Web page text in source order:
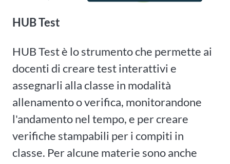
HUB Test
HUB Test è lo strumento che permette ai
docenti di creare test interattivi e
assegnarli alla classe in modalità
allenamento o verifica, monitorandone
l'andamento nel tempo, e per creare
verifiche stampabili per i compiti in
classe. Per alcune materie sono anche